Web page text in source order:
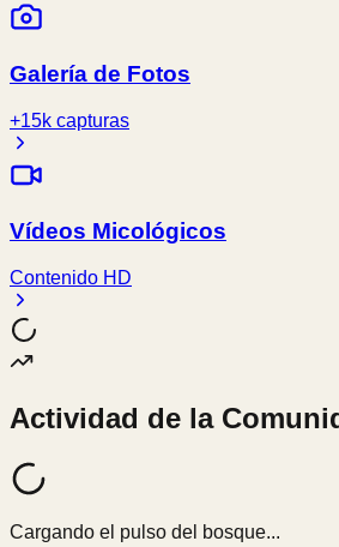
Galería de Fotos
+15k capturas
Vídeos Micológicos
Contenido HD
Actividad de la
Cargando el pulso del bosque...